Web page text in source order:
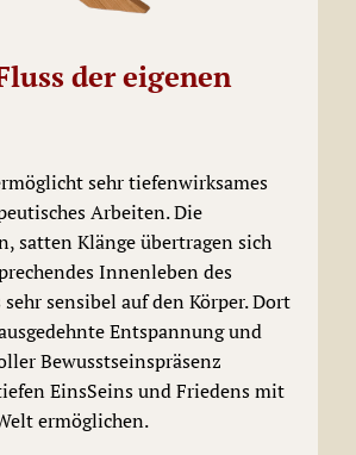
der eigenen
sehr tiefenwirksames
Arbeiten. Die
satten Klänge übertragen sich
Innenleben des
sensibel auf den Körper. Dort
Entspannung und
Bewusstseinspräsenz
EinsSeins und Friedens mit
ermöglichen.